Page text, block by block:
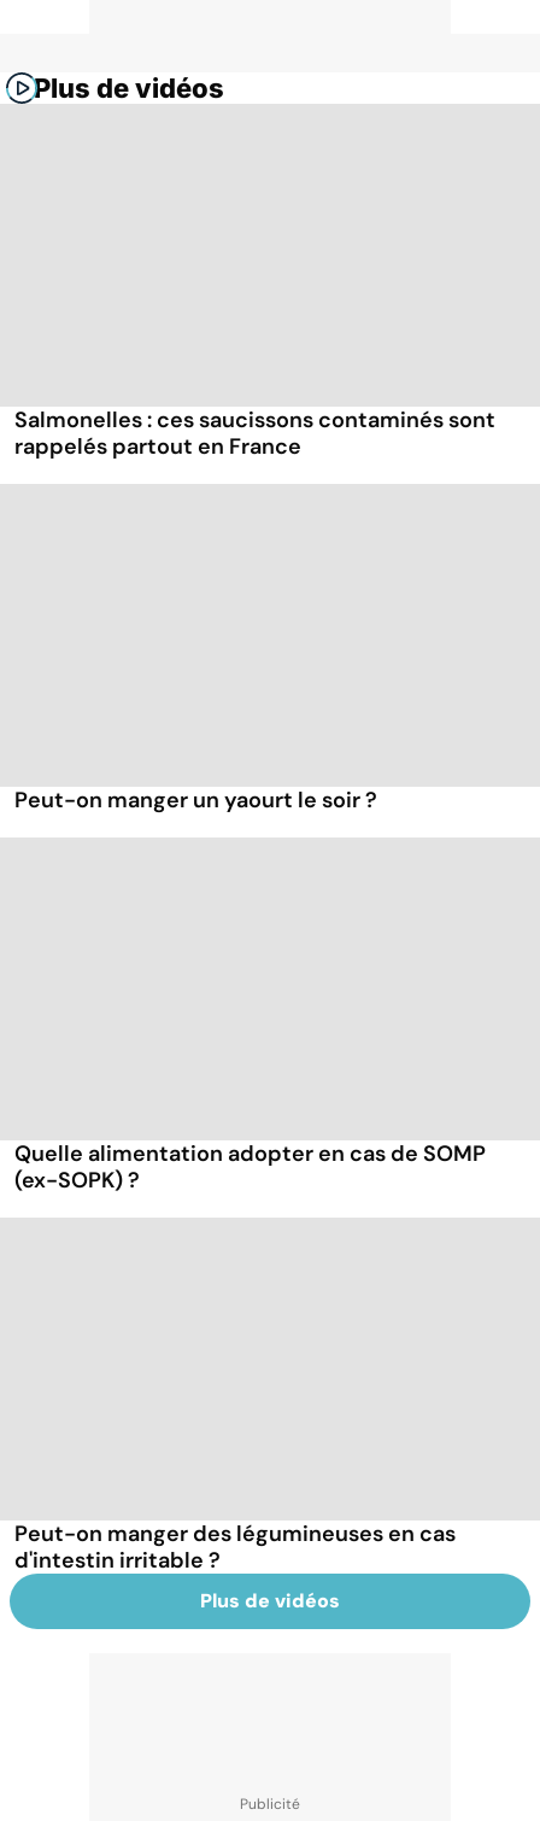
Plus de vidéos
Salmonelles : ces saucissons contaminés sont
rappelés partout en France
Peut-on manger un yaourt le soir ?
Quelle alimentation adopter en cas de SOMP
(ex-SOPK) ?
Peut-on manger des légumineuses en cas
d'intestin irritable ?
Plus de vidéos